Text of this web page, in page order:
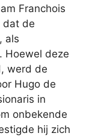
Franchois
dat de
als
Hoewel deze
werd de
Hugo de
in
onbekende
hij zich